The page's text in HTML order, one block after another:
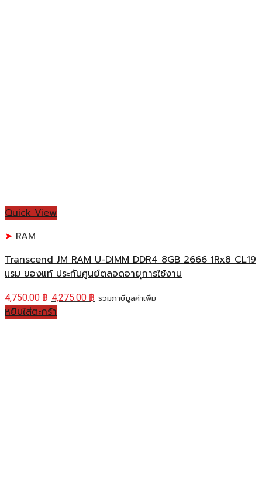
Quick View
RAM
Transcend JM RAM U-DIMM DDR4 8GB 2666 1Rx8 CL19
แรม ของแท้ ประกันศูนย์ตลอดอายุการใช้งาน
4,750.00฿ 4,275.00 ฿ รวมภาษีมูลค่าเพิ่ม
หยิบใส่ตะกร้า